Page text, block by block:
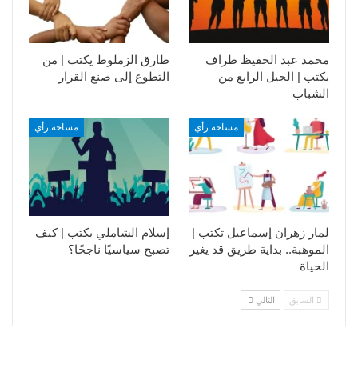
طارق الزملوط يكتب | من
التطوع إلى صنع القرار
محمد عبد الحفيظ طراف
يكتب | الجيل الرابع من
الشباب
مساحة رأي
إسلام الشاملي يكتب | كيف
تصبح سياسيًا ناجحًا؟
مساحة رأي
لمار زهران إسماعيل تكتب |
الموهبة.. بداية طريق قد يغير
الحياة
السابق التالي